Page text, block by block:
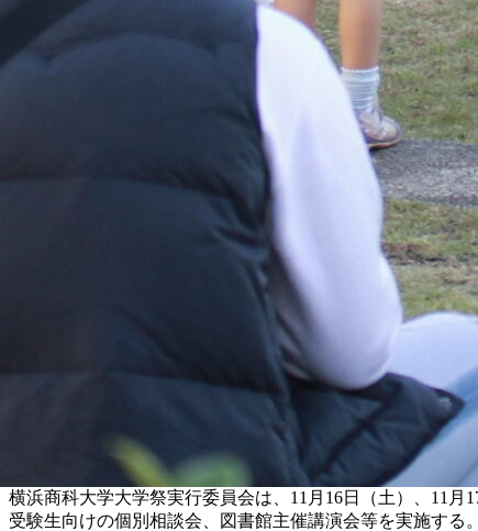
横浜商科大学大学祭実行委員会は、11月16日（土）、11
受験生向けの個別相談会、図書館主催講演会等を実施する